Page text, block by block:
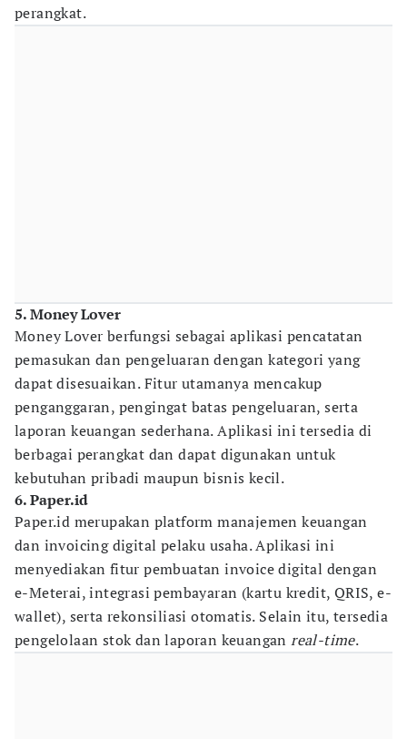
perangkat.
5. Money Lover
Money Lover berfungsi sebagai aplikasi pencatatan
pemasukan dan pengeluaran dengan kategori yang
dapat disesuaikan. Fitur utamanya mencakup
penganggaran, pengingat batas pengeluaran, serta
laporan keuangan sederhana. Aplikasi ini tersedia di
berbagai perangkat dan dapat digunakan untuk
kebutuhan pribadi maupun bisnis kecil.
6. Paper.id
Paper.id merupakan platform manajemen keuangan
dan invoicing digital pelaku usaha. Aplikasi ini
menyediakan fitur pembuatan invoice digital dengan
e-Meterai, integrasi pembayaran (kartu kredit, QRIS, e-
wallet), serta rekonsiliasi otomatis. Selain itu, tersedia
pengelolaan stok dan laporan keuanganreal-time.